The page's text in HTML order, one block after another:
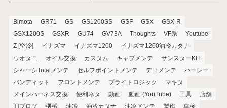
Bimota GR71 GS GS1200SS GSF GSX
GSX-R
GSX1200S
GSXR GU74 GV73A Thoughts VF系
Youtube
Z [空冷]
イナズマ イナズマ1200
イナズマ1200油冷カタナ
ウオタニ
オイル交換 カスタム キャブメンテ
サンスターKIT
シャーシTotalメンテ
セルフポイントメンテ デコメンテ
ハーレー
バンディット
フロントメンテ ブライトロジック
マキタ
メインハーネス交換
便利ネタ 動画 動画 (YouTube) 工具
店舗